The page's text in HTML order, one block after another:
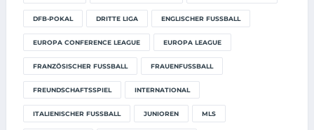
DFB-POKAL DRITTE LIGA ENGLISCHER FUSSBALL
EUROPA CONFERENCE LEAGUE EUROPA LEAGUE
FRANZÖSISCHER FUSSBALL FRAUENFUSSBALL
FREUNDSCHAFTSSPIEL INTERNATIONAL
ITALIENISCHER FUSSBALL JUNIOREN MLS